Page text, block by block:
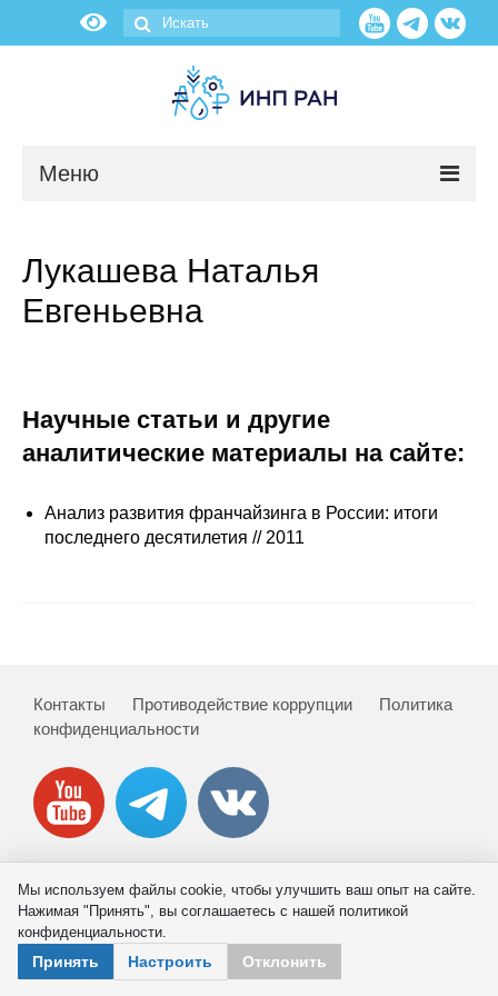
Меню
О нас
Администрация
Публикации
Научная жизнь
Издания
О журнале
Номера журналов
Лукашева Наталья
Евгеньевна
Научные статьи и другие
аналитические материалы на сайте:
Анализ развития франчайзинга в России: итоги
последнего десятилетия // 2011
Контакты Противодействие коррупции
Политика
конфиденциальности
© 2026 ИНП РАН
Мы используем файлы cookie, чтобы улучшить ваш опыт на сайте.
Нажимая "Принять", вы соглашаетесь с нашей политикой
конфиденциальности.
Принять Настроить Отклонить